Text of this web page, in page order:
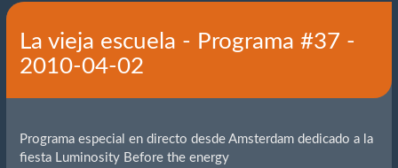
La vieja escuela - Programa #37 -
2010-04-02
Programa especial en directo desde Amsterdam dedicado a la
fiesta Luminosity Before the energy